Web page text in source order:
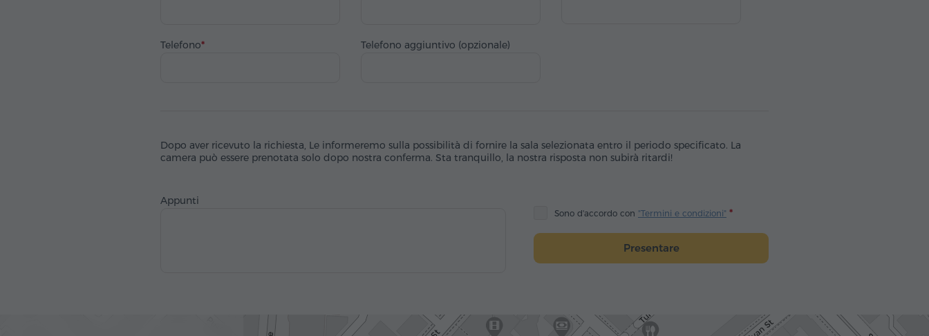
Telefono Telefono aggiuntivo (opzionale)
Dopo aver ricevuto la richiesta, Le informeremo sulla possibilità di fornire la sala selezionata entro il periodo specificato. La
camera può essere prenotata solo dopo nostra conferma. Sta tranquillo, la nostra risposta non subirà ritardi!
Appunti
Sono d'accordo con "Termini e condizioni"
Presentare